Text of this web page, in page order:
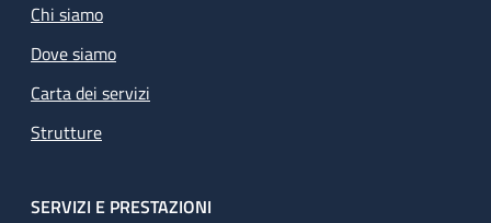
Chi siamo
Dove siamo
Carta dei servizi
Strutture
SERVIZI E PRESTAZIONI